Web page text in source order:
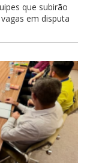
que subirão
em disputa